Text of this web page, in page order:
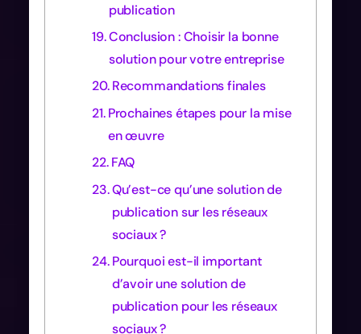
publication
Conclusion : Choisir la bonne
solution pour votre entreprise
Recommandations finales
Prochaines étapes pour la mise
en œuvre
FAQ
Qu’est-ce qu’une solution de
publication sur les réseaux
sociaux ?
Pourquoi est-il important
d’avoir une solution de
publication pour les réseaux
sociaux ?